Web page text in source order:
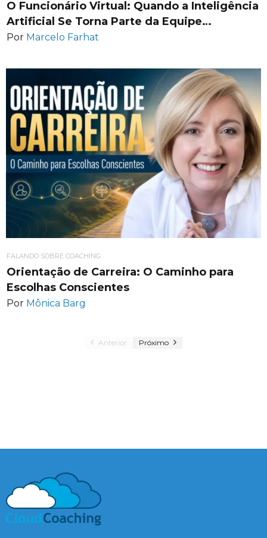
O Funcionário Virtual: Quando a Inteligência
Artificial Se Torna Parte da Equipe…
Por Marcelo Farhat
FALANDO SOBRE COACHING
Orientação de Carreira: O Caminho para
Escolhas Conscientes
Por Mônica Barg
Anterior Próximo